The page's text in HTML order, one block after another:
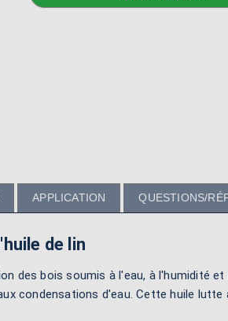
APPLICATION QUESTIONS/
de lin
des bois soumis à l'eau, à l'humidité
condensations d'eau. Cette huile